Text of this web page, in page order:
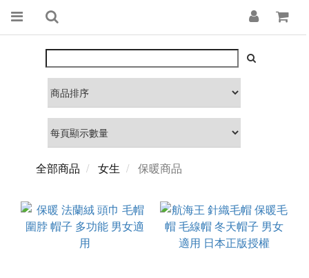
全部商品 女生 保暖商品